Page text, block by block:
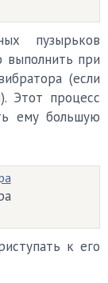
пузырьков
выполнить при
(если
Этот процесс
ему большую
к его